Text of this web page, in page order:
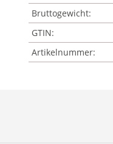
Bruttogewicht:
GTIN:
Artikelnummer: